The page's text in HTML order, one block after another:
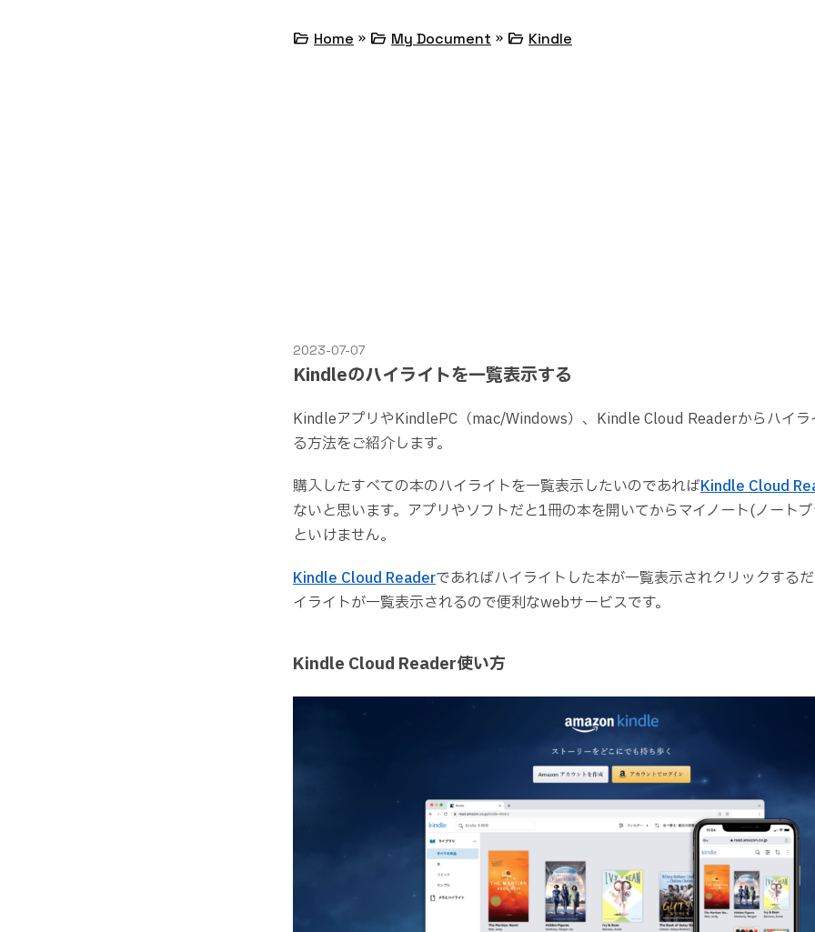
folder_open Home » folder_open My Document » folder_open Kindle
2023-07-07
Kindleのハイライトを一覧表示する
KindleアプリやKindlePC（mac/Windows）、Kindle Cloud Readerからハイラ
る方法をご紹介します。
購入したすべての本のハイライトを一覧表示したいのであればKindle Cloud
ないと思います。アプリやソフトだと1冊の本を開いてからマイノート(ノート
といけません。
Kindle Cloud Readerであればハイライトした本が一覧表示されクリックする
イライトが一覧表示されるので便利なwebサービスです。
Kindle Cloud Reader使い方